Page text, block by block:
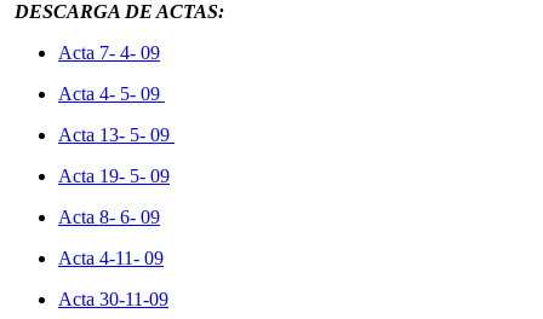
DESCARGA DE ACTAS:
Acta 7- 4- 09
Acta 4- 5- 09
Acta 13- 5- 09
Acta 19- 5- 09
Acta 8- 6- 09
Acta 4-11- 09
Acta 30-11-09